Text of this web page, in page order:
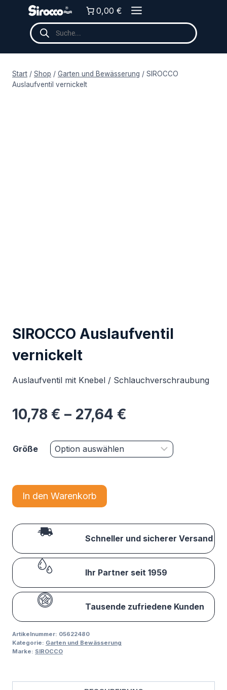
springen
0,00 €
Products
search
Start / Shop / Garten und Bewässerung / SIROCCO
Auslaufventil vernickelt
SIROCCO Auslaufventil
vernickelt
Auslaufventil mit Knebel / Schlauchverschraubung
10,78 € – 27,64 €
Größe
In den Warenkorb
Schneller und sicherer Versand
Ihr Partner seit 1959
Tausende zufriedene Kunden
Artikelnummer: 05622480
Kategorie: Garten und Bewässerung
Marke: SIROCCO